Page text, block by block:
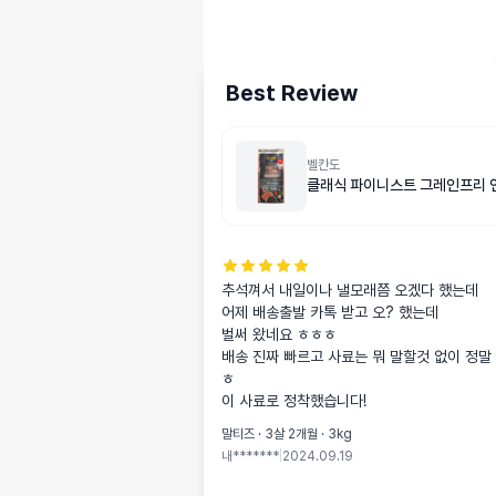
Best Review
벨칸도
클래식 파이니스트 그레인프리
추석껴서 내일이나 낼모래쯤 오겠다 했는데
어제 배송출발 카톡 받고 오? 했는데
벌써 왔네요 ㅎㅎㅎ
배송 진짜 빠르고 사료는 뭐 말할것 없이 정
ㅎ
이 사료로 정착했습니다!
말티즈 · 3살 2개월 · 3kg
내******* 2024.09.19